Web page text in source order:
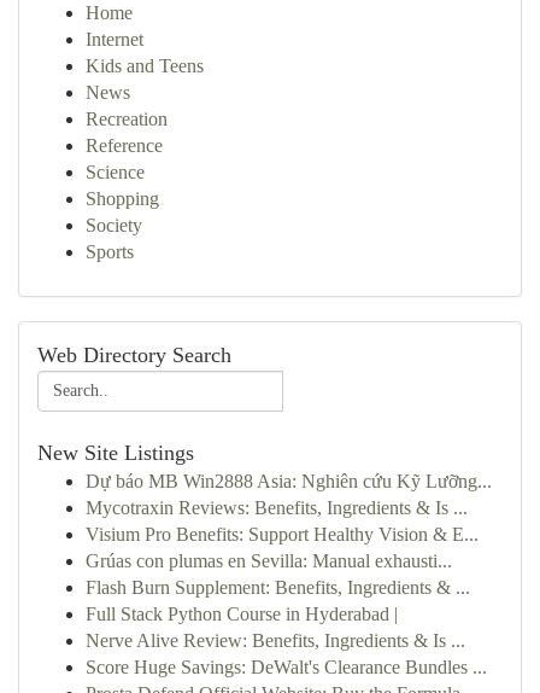
Home
Internet
Kids and Teens
News
Recreation
Reference
Science
Shopping
Society
Sports
Web Directory Search
New Site Listings
Dự báo MB Win2888 Asia: Nghiên cứu Kỹ Lưỡng...
Mycotraxin Reviews: Benefits, Ingredients & Is ...
Visium Pro Benefits: Support Healthy Vision & E...
Grúas con plumas en Sevilla: Manual exhausti...
Flash Burn Supplement: Benefits, Ingredients & ...
Full Stack Python Course in Hyderabad |
Nerve Alive Review: Benefits, Ingredients & Is ...
Score Huge Savings: DeWalt's Clearance Bundles ...